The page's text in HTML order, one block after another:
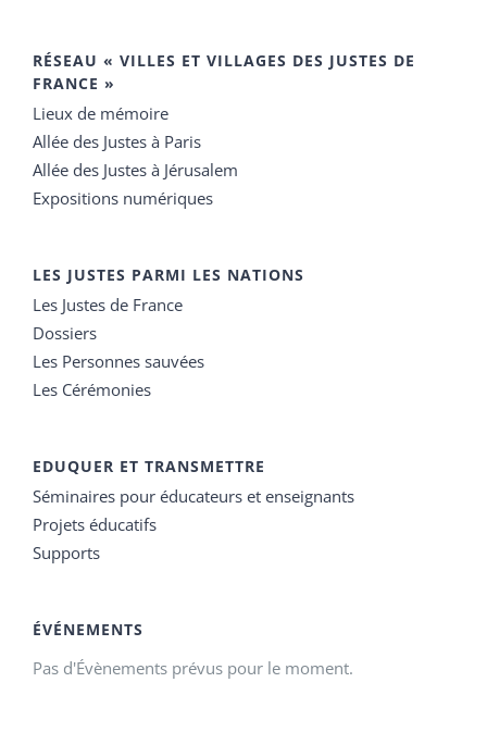
RÉSEAU « VILLES ET VILLAGES DES JUSTES DE
FRANCE »
Lieux de mémoire
Allée des Justes à Paris
Allée des Justes à Jérusalem
Expositions numériques
LES JUSTES PARMI LES NATIONS
Les Justes de France
Dossiers
Les Personnes sauvées
Les Cérémonies
EDUQUER ET TRANSMETTRE
Séminaires pour éducateurs et enseignants
Projets éducatifs
Supports
ÉVÉNEMENTS
Pas d'Évènements prévus pour le moment.